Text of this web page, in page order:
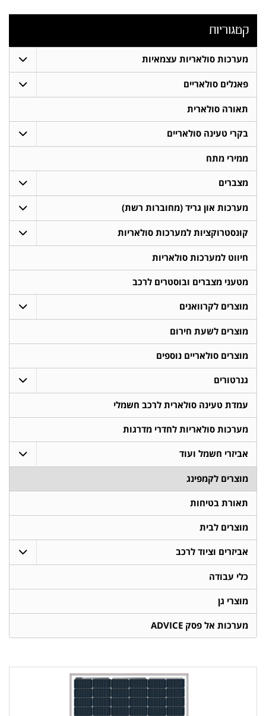
קטגוריות
מערכות סולאריות עצמאיות
פאנלים סולאריים
תאורה סולארית
בקרי טעינה סולאריים
ממירי מתח
מצברים
מערכות און גריד (מחוברות רשת)
קונסטרוקציות למערכות סולאריות
חיווט למערכות סולאריות
מטעני מצברים ובוסטרים לרכב
מוצרים לקרוואנים
מוצרים לשעת חירום
מוצרים סולאריים נוספים
גנרטורים
עמדת טעינה סולארית לרכב חשמלי
מערכות סולאריות לחדרי מדרגות
אביזרי חשמל ועוד
מוצרים לקמפינג
תאורת בטיחות
מוצרים לבית
אביזרים וציוד לרכב
כלי עבודה
מוצרי גן
מערכות אל פסק ADVICE